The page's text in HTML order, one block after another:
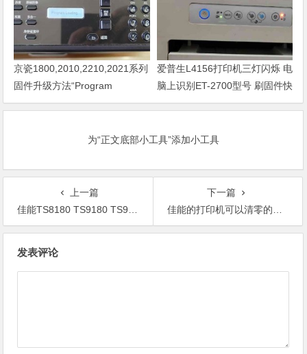
京瓷1800,2010,2210,2021系列
固件升级方法“Program
Loading或者卡LOGO
爱普生L4156打印机三灯闪烁 电
脑上识别ET-2700型号 刷固件快
速解决问题
为“正文底部小工具”添加小工具
上一篇
佳能TS8180 TS9180 TS9100 TS8100 TS9580 TS4580系列机子进维修模式方法
下一篇
佳能的打印机可以清零的机型。
发表评论